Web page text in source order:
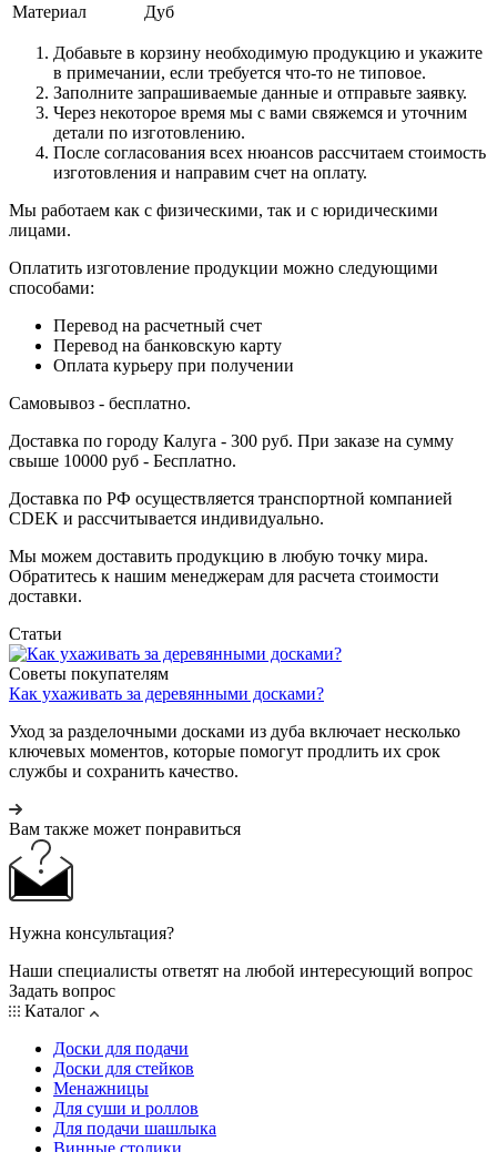
Материал
Дуб
Добавьте в корзину необходимую продукцию и укажите
в примечании, если требуется что-то не типовое.
Заполните запрашиваемые данные и отправьте заявку.
Через некоторое время мы с вами свяжемся и уточним
детали по изготовлению.
После согласования всех нюансов рассчитаем стоимость
изготовления и направим счет на оплату.
Мы работаем как с физическими, так и с юридическими
лицами.
Оплатить изготовление продукции можно следующими
способами:
Перевод на расчетный счет
Перевод на банковскую карту
Оплата курьеру при получении
Самовывоз - бесплатно.
Доставка по городу Калуга - 300 руб. При заказе на сумму
свыше 10000 руб - Бесплатно.
Доставка по РФ осуществляется транспортной компанией
CDEK и рассчитывается индивидуально.
Мы можем доставить продукцию в любую точку мира.
Обратитесь к нашим менеджерам для расчета стоимости
доставки.
Статьи
Советы покупателям
Как ухаживать за деревянными досками?
Уход за разделочными досками из дуба включает несколько
ключевых моментов, которые помогут продлить их срок
службы и сохранить качество.
Вам также может понравиться
Нужна консультация?
Наши специалисты ответят на любой интересующий вопрос
Задать вопрос
Каталог
Доски для подачи
Доски для стейков
Менажницы
Для суши и роллов
Для подачи шашлыка
Винные столики